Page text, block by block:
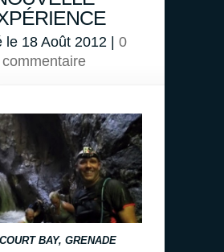
le 18 Août 2012 | 0
commentaire
BAY, GRENADE